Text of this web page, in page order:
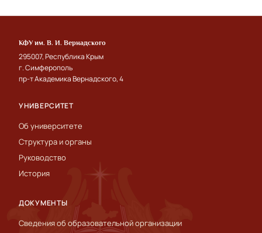
КФУ им. В. И. Вернадского
295007, Республика Крым
г. Симферополь
пр-т Академика Вернадского, 4
УНИВЕРСИТЕТ
Об университете
Структура и органы
Руководство
История
ДОКУМЕНТЫ
Сведения об образовательной организации